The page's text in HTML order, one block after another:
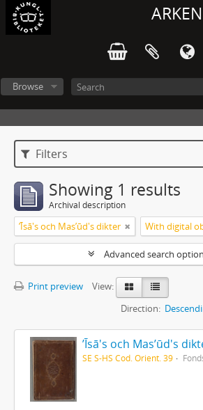
ARKEN
Browse
Filters
Showing 1 results
Archival description
ʼĪsā's och Masʼūd's dikter With digital
Advanced search
Print preview
View:
Direction:
ʼĪsā's och Masʼūd's
SE S-HS Cod. Orient. 39